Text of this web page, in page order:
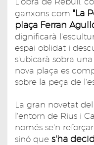
ganxons com "La
plaça Ferran
dignificarà
espai oblidat i
s'ubicarà sobra
nova plaça es
sobre la peça de
La gran novetat
l'entorn de Rius i
només se'n
sinó que s'ha